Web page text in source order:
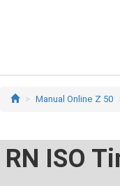
Manual Online Z 50
RN ISO